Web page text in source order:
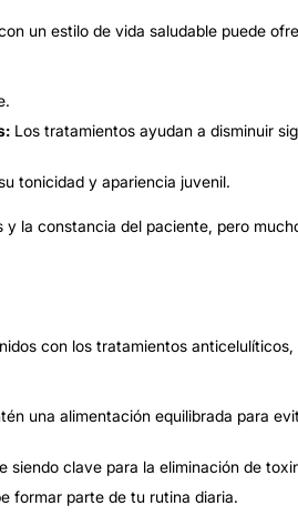
un estilo de vida saludable puede
Los tratamientos ayudan a disminuir
tonicidad y apariencia juvenil.
la constancia del paciente, pero
con los tratamientos
una alimentación equilibrada para
siendo clave para la eliminación de
formar parte de tu rutina diaria.